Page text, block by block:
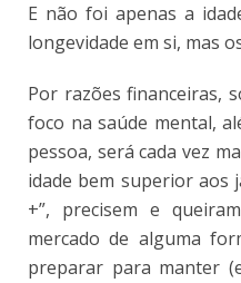
E não foi apenas a
longevidade em si, mas
Por razões financeiras,
foco na saúde mental,
pessoa, será cada vez
idade bem superior aos
+”, precisem e
mercado de alguma
preparar para manter